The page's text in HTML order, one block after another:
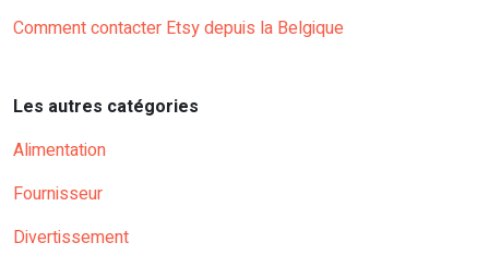
Comment contacter Etsy depuis la Belgique
Les autres catégories
Alimentation
Fournisseur
Divertissement